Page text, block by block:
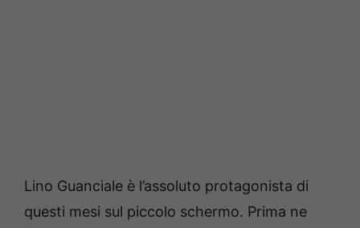
Lino Guanciale è l’assoluto protagonista di
questi mesi sul piccolo schermo. Prima ne